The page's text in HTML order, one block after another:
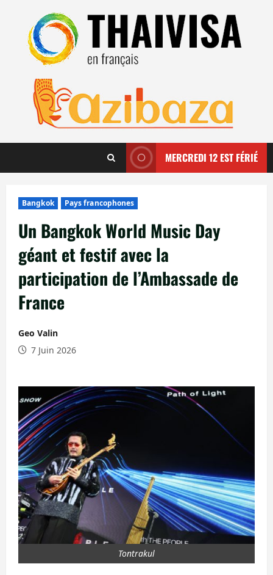
contenu
MERCREDI 12 EST FÉRIÉ
Bangkok Pays francophones
Un Bangkok World Music Day
géant et festif avec la
participation de l’Ambassade de
France
Geo Valin
7 Juin 2026
Tontrakul